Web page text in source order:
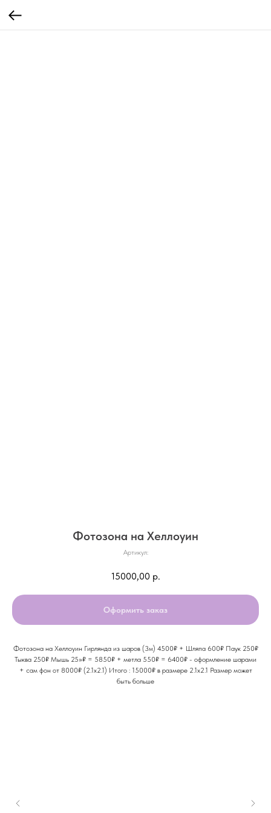
Фотозона на Хеллоуин
Артикул:
15000,00 р.
Оформить заказ
Фотозона на Хеллоуин Гирлянда из шаров (3м) 4500₽ + Шляпа 600₽ Паук 250₽
Тыква 250₽ Мышь 25»₽ = 5850₽ + метла 550₽ = 6400₽ - оформление шарами
+ сам фон от 8000₽ (2.1х2.1) Итого : 15000₽ в размере 2.1х2.1 Размер может
быть больше